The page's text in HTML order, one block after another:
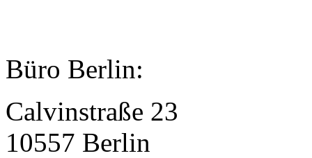
Büro Berlin:
Calvinstraße 23
10557 Berlin